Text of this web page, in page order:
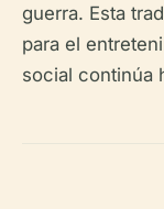
guerra. Esta
para el
social continúa